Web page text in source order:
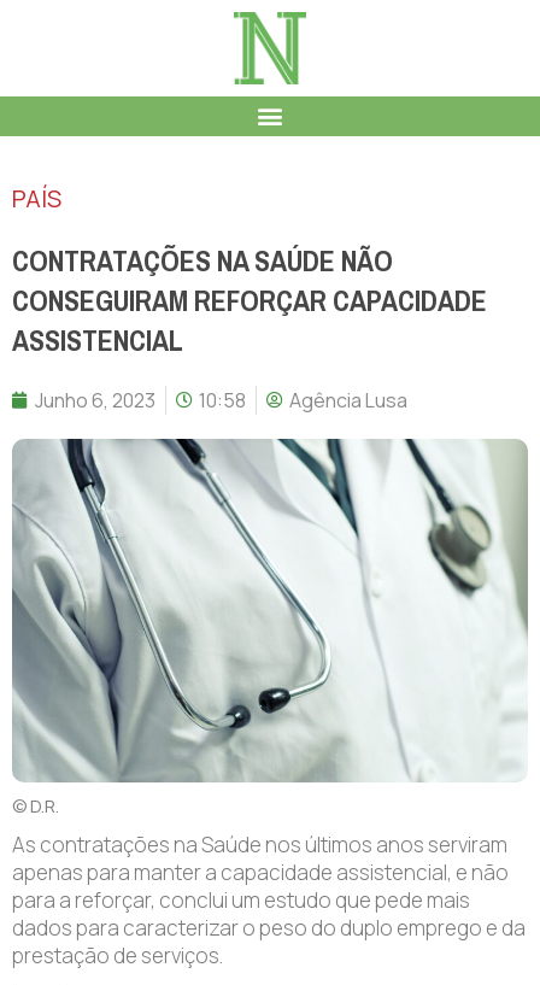
PAÍS
CONTRATAÇÕES NA SAÚDE NÃO
CONSEGUIRAM REFORÇAR CAPACIDADE
ASSISTENCIAL
Junho 6, 2023 10:58 Agência Lusa
© D.R.
As contratações na Saúde nos últimos anos serviram
apenas para manter a capacidade assistencial, e não
para a reforçar, conclui um estudo que pede mais
dados para caracterizar o peso do duplo emprego e da
prestação de serviços.